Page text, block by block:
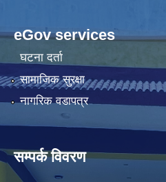
eGov services
घटना दर्ता
सामाजिक सुरक्षा
नागरिक वडापत्र
सम्पर्क विवरण